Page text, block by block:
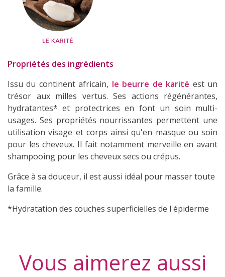
Propriétés des ingrédients
Issu du continent africain, le beurre de karité est un
trésor aux milles vertus. Ses actions régénérantes,
hydratantes* et protectrices en font un soin multi-
usages. Ses propriétés nourrissantes permettent une
utilisation visage et corps ainsi qu'en masque ou soin
pour les cheveux. Il fait notamment merveille en avant
shampooing pour les cheveux secs ou crépus.
Grâce à sa douceur, il est aussi idéal pour masser toute
la famille.
*Hydratation des couches superficielles de l'épiderme
Vous aimerez aussi